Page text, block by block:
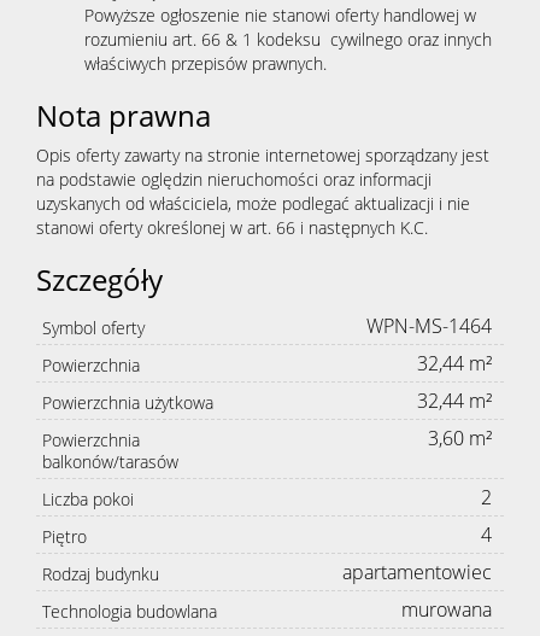
Powyższe ogłoszenie nie stanowi oferty handlowej w
rozumieniu art. 66 & 1 kodeksu cywilnego oraz innych
właściwych przepisów prawnych.
Nota prawna
Opis oferty zawarty na stronie internetowej sporządzany jest
na podstawie oględzin nieruchomości oraz informacji
uzyskanych od właściciela, może podlegać aktualizacji i nie
stanowi oferty określonej w art. 66 i następnych K.C.
Szczegóły
Symbol oferty WPN-MS-1464
Powierzchnia 32,44 m²
Powierzchnia użytkowa 32,44 m²
Powierzchnia
balkonów/tarasów
3,60 m²
Liczba pokoi 2
Piętro 4
Rodzaj budynku apartamentowiec
Technologia budowlana murowana